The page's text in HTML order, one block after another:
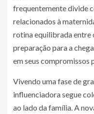
frequentemente divide
relacionados à
rotina equilibrada entre
preparação para a
em seus compromissos
Vivendo uma fase de
influenciadora segue
ao lado da família. A